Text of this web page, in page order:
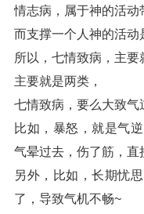
情志病，属于神的活动
而支撑一个人神的活
所以，七情致病，主要
主要就是两类，
七情致病，要么大致气
比如，暴怒，就是气
气晕过去，伤了筋，
另外，比如，长期忧
了，导致气机不畅~